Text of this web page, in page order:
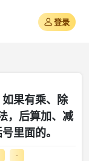
登录
果有乘、除
，后算加、减
里面的。
-